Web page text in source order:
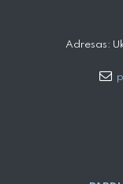
Adresas: